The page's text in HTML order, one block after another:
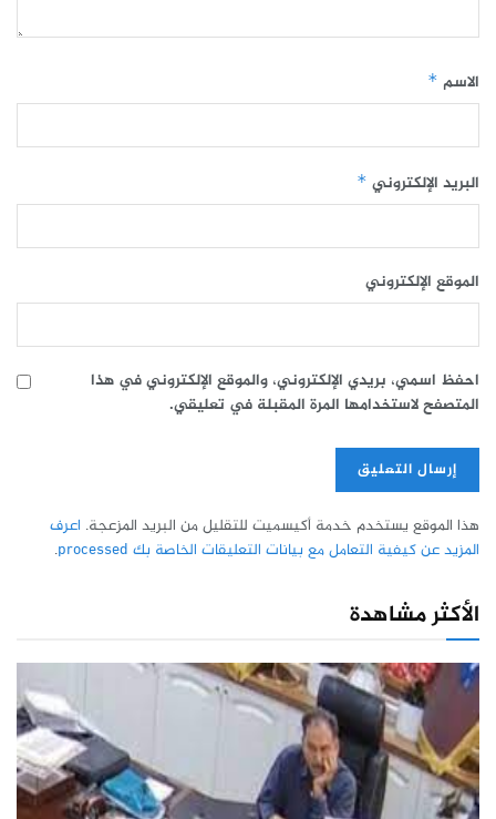
الاسم *
البريد الإلكتروني *
الموقع الإلكتروني
احفظ اسمي، بريدي الإلكتروني، والموقع الإلكتروني في هذا
المتصفح لاستخدامها المرة المقبلة في تعليقي.
هذا الموقع يستخدم خدمة أكيسميت للتقليل من البريد المزعجة. اعرف
المزيد عن كيفية التعامل مع بيانات التعليقات الخاصة بك processed
.
الأكثر مشاهدة